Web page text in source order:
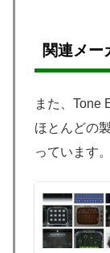
関連メ
また、Tone
ほとんどの
っています。